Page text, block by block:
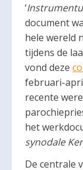
‘
document
hele wereld
tijdens de
vond deze
februari-
recente
het
synodale
De centrale